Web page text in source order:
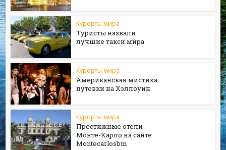
Курорты мира
Туристы назвали
лучшие такси мира
Курорты мира
Американская мистика:
путевки на Хэллоуин
Курорты мира
Престижные отели
Монте-Карло на сайте
Мontecarlosbm